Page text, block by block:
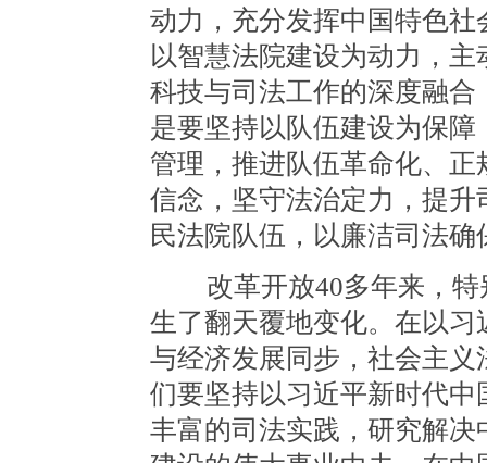
动力，充分发挥中国特色
以智慧法院建设为动力，
科技与司法工作的深度融
是要坚持以队伍建设为保
管理，推进队伍革命化、
信念，坚守法治定力，提
民法院队伍，以廉洁司法确
改革开放40多年来，特
生了翻天覆地变化。在以
与经济发展同步，社会主
们要坚持以习近平新时代
丰富的司法实践，研究解